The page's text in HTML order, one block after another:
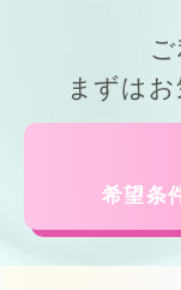
まずは
希望条